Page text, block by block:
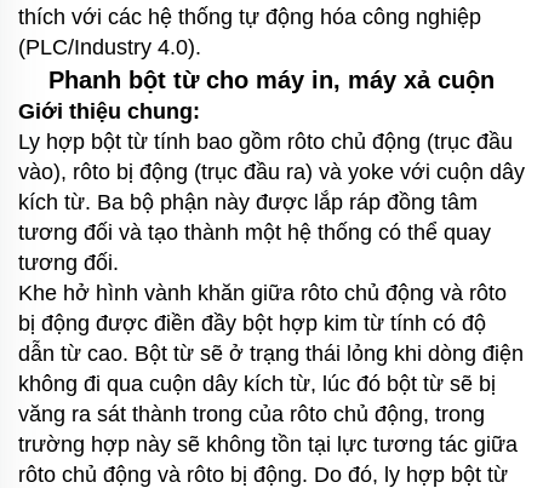
thích với các hệ thống tự động hóa công nghiệp
(PLC/Industry 4.0).
Phanh bột từ cho máy in, máy xả cuộn
Giới thiệu chung:
Ly hợp bột từ tính bao gồm rôto chủ động (trục đầu
vào), rôto bị động (trục đầu ra) và yoke với cuộn dây
kích từ. Ba bộ phận này được lắp ráp đồng tâm
tương đối và tạo thành một hệ thống có thể quay
tương đối.
Khe hở hình vành khăn giữa rôto chủ động và rôto
bị động được điền đầy bột hợp kim từ tính có độ
dẫn từ cao. Bột từ sẽ ở trạng thái lỏng khi dòng điện
không đi qua cuộn dây kích từ, lúc đó bột từ sẽ bị
văng ra sát thành trong của rôto chủ động, trong
trường hợp này sẽ không tồn tại lực tương tác giữa
rôto chủ động và rôto bị động. Do đó, ly hợp bột từ